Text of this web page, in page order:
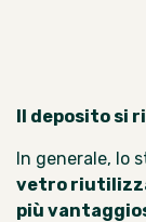
Il deposito si
In generale, lo
vetro
più